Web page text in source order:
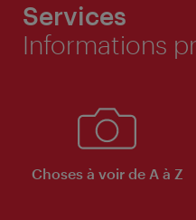
Services
Informations
Choses à voir de A à Z